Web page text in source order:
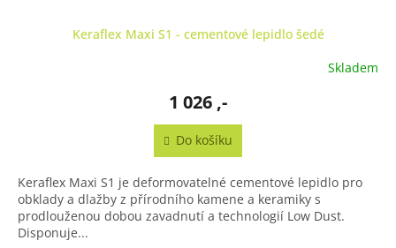
Keraflex Maxi S1 - cementové lepidlo šedé
Skladem
1 026 ,-
Do košíku
Keraflex Maxi S1 je deformovatelné cementové lepidlo pro
obklady a dlažby z přírodního kamene a keramiky s
prodlouženou dobou zavadnutí a technologií Low Dust.
Disponuje...